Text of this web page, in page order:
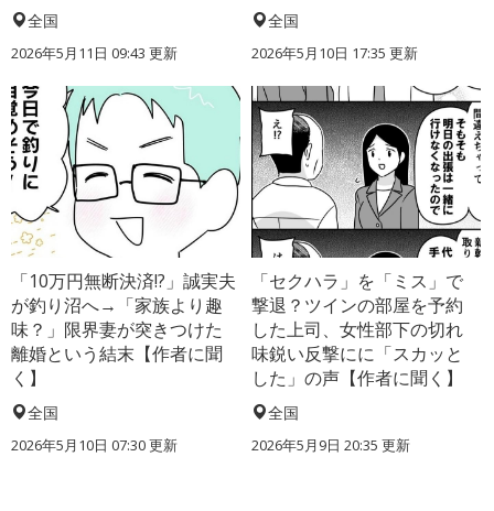
全国
2026年5月11日 09:43 更新
全国
2026年5月10日 17:35 更新
「10万円無断決済!?」誠実夫
が釣り沼へ→「家族より趣
味？」限界妻が突きつけた
離婚という結末【作者に聞
く】
全国
2026年5月10日 07:30 更新
「セクハラ」を「ミス」で
撃退？ツインの部屋を予約
した上司、女性部下の切れ
味鋭い反撃にに「スカッと
した」の声【作者に聞く】
全国
2026年5月9日 20:35 更新